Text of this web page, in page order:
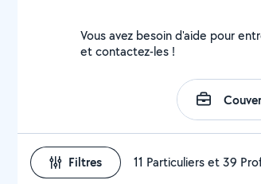
Vous avez besoin d'aide pour
et contactez-les !
Filtres 11 Particuliers et 39